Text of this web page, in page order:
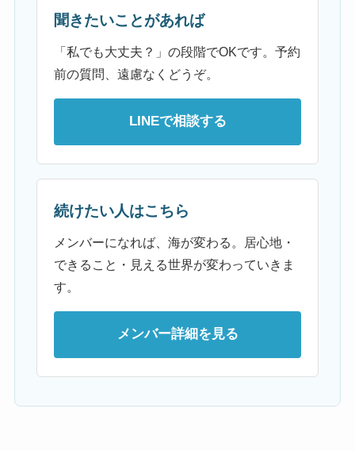
聞きたいことがあれば
「私でも大丈夫？」の段階でOKです。予約
前の質問、遠慮なくどうぞ。
LINEで相談する
続けたい人はこちら
メンバーになれば、海が変わる。居心地・
できること・見える世界が変わっていきま
す。
メンバー詳細を見る